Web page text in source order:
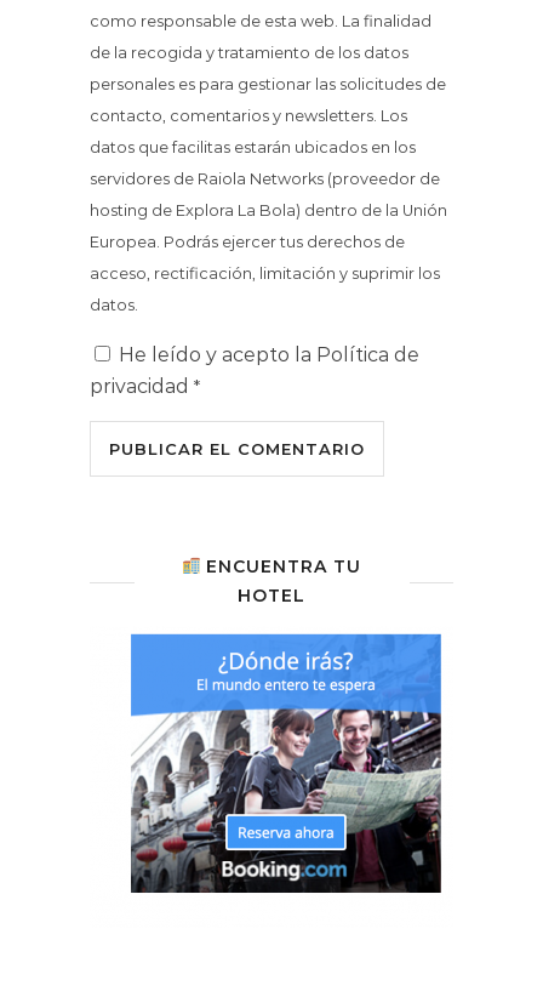
como responsable de esta web. La finalidad
de la recogida y tratamiento de los datos
personales es para gestionar las solicitudes de
contacto, comentarios y newsletters. Los
datos que facilitas estarán ubicados en los
servidores de Raiola Networks (proveedor de
hosting de Explora La Bola) dentro de la Unión
Europea. Podrás ejercer tus derechos de
acceso, rectificación, limitación y suprimir los
datos.
He leído y acepto la Política de
privacidad *
ENCUENTRA TU
HOTEL